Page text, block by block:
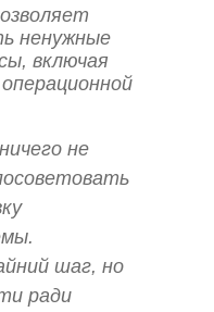
ненужные
включая
не
шаг, но
ради